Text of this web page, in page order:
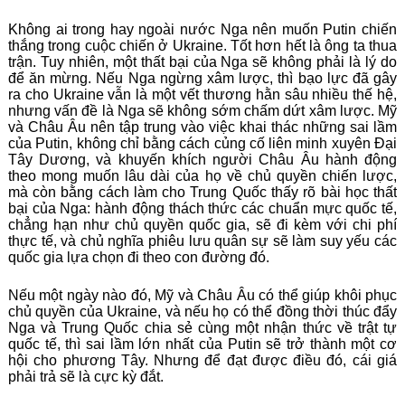
Không ai trong hay ngoài nước Nga nên muốn Putin chiến
thắng trong cuộc chiến ở Ukraine. Tốt hơn hết là ông ta thua
trận. Tuy nhiên, một thất bại của Nga sẽ không phải là lý do
để ăn mừng. Nếu Nga ngừng xâm lược, thì bạo lực đã gây
ra cho Ukraine vẫn là một vết thương hằn sâu nhiều thế hệ,
nhưng vấn đề là Nga sẽ không sớm chấm dứt xâm lược. Mỹ
và Châu Âu nên tập trung vào việc khai thác những sai lầm
của Putin, không chỉ bằng cách củng cố liên minh xuyên Đại
Tây Dương, và khuyến khích người Châu Âu hành động
theo mong muốn lâu dài của họ về chủ quyền chiến lược,
mà còn bằng cách làm cho Trung Quốc thấy rõ bài học thất
bại của Nga: hành động thách thức các chuẩn mực quốc tế,
chẳng hạn như chủ quyền quốc gia, sẽ đi kèm với chi phí
thực tế, và chủ nghĩa phiêu lưu quân sự sẽ làm suy yếu các
quốc gia lựa chọn đi theo con đường đó.
Nếu một ngày nào đó, Mỹ và Châu Âu có thể giúp khôi phục
chủ quyền của Ukraine, và nếu họ có thể đồng thời thúc đẩy
Nga và Trung Quốc chia sẻ cùng một nhận thức về trật tự
quốc tế, thì sai lầm lớn nhất của Putin sẽ trở thành một cơ
hội cho phương Tây. Nhưng để đạt được điều đó, cái giá
phải trả sẽ là cực kỳ đắt.